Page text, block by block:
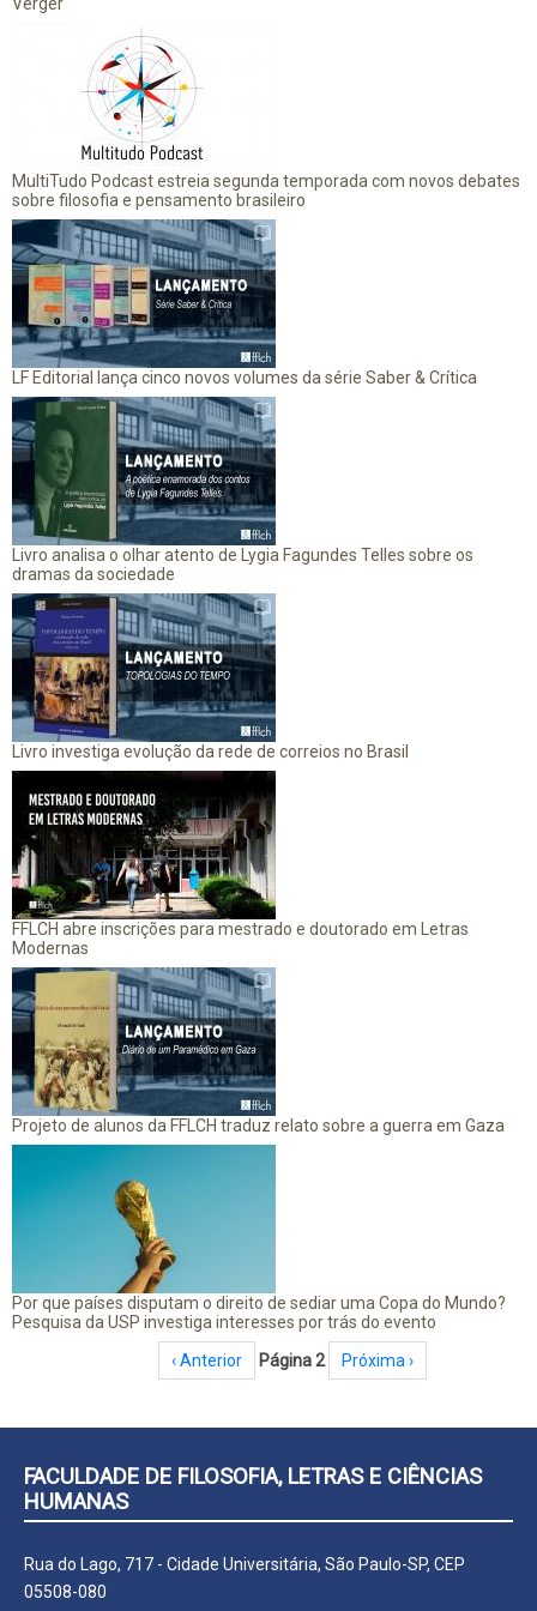
MultiTudo Podcast estreia segunda temporada com novos debates
sobre filosofia e pensamento brasileiro
LF Editorial lança cinco novos volumes da série Saber & Crítica
Livro analisa o olhar atento de Lygia Fagundes Telles sobre os
dramas da sociedade
Livro investiga evolução da rede de correios no Brasil
FFLCH abre inscrições para mestrado e doutorado em Letras
Modernas
Projeto de alunos da FFLCH traduz relato sobre a guerra em Gaza
Por que países disputam o direito de sediar uma Copa do Mundo?
Pesquisa da USP investiga interesses por trás do evento
Página anterior
‹ Anterior Página 2 Próxima página
Próxima ›
FACULDADE DE FILOSOFIA, LETRAS E CIÊNCIAS
HUMANAS
Rua do Lago, 717 - Cidade Universitária, São Paulo-SP, CEP
05508-080